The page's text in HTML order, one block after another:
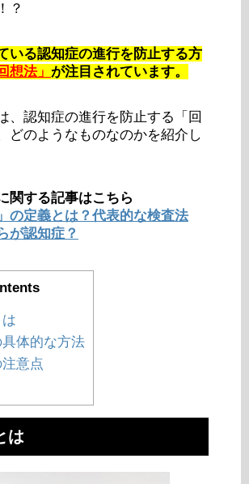
？
いる認知症の進行を防止する方
想法」 が注目されています。
、認知症の進行を防止する「回
どのようなものなのかを紹介し
関する記事はこちら
の定義とは？代表的な検査法
が認知症？
体的な方法
意点
は